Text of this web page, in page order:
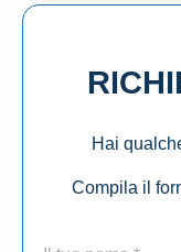
Hai
Compila il